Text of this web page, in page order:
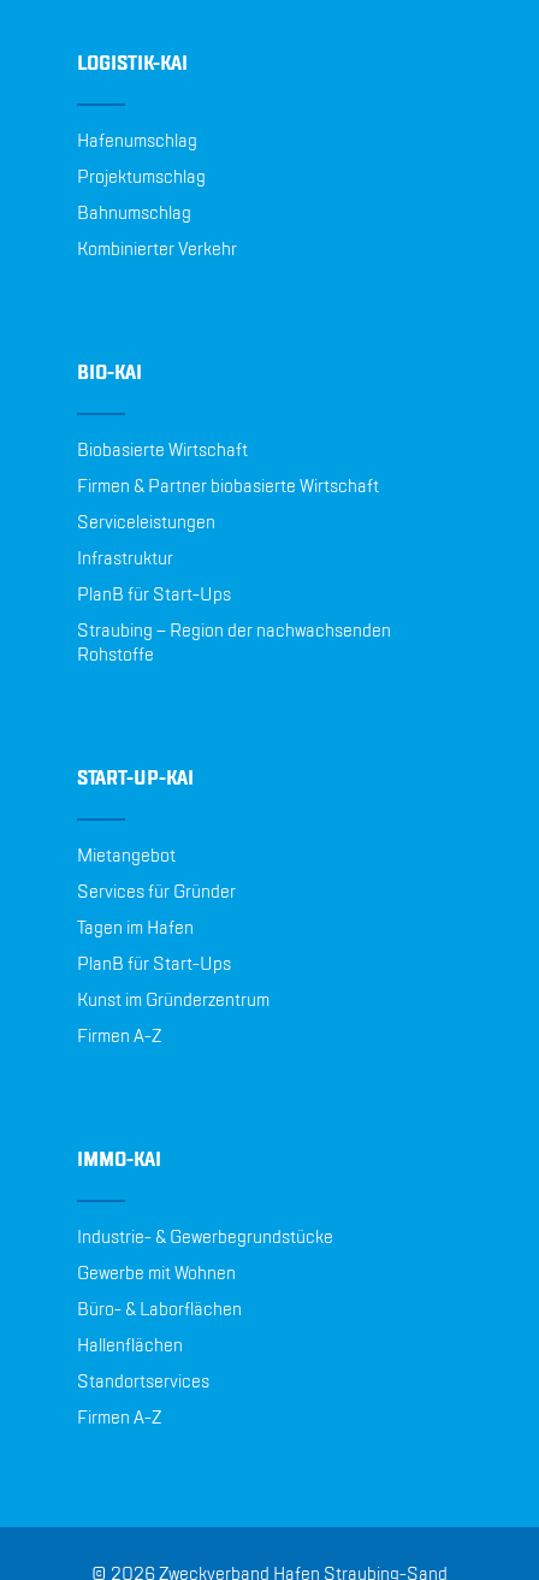
LOGISTIK-KAI
Hafenumschlag
Projektumschlag
Bahnumschlag
Kombinierter Verkehr
BIO-KAI
Biobasierte Wirtschaft
Firmen & Partner biobasierte Wirtschaft
Serviceleistungen
Infrastruktur
PlanB für Start-Ups
Straubing – Region der nachwachsenden
Rohstoffe
START-UP-KAI
Mietangebot
Services für Gründer
Tagen im Hafen
PlanB für Start-Ups
Kunst im Gründerzentrum
Firmen A-Z
IMMO-KAI
Industrie- & Gewerbegrundstücke
Gewerbe mit Wohnen
Büro- & Laborflächen
Hallenflächen
Standortservices
Firmen A-Z
© 2026 Zweckverband Hafen Straubing-Sand